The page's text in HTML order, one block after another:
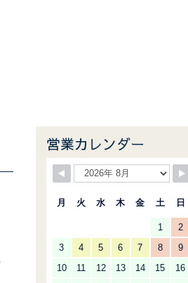
営業カレンダー
月 火 水 木 金 土 日
1
2
3
4 5 6 7 8
9
10
11 12 13 14 15
16